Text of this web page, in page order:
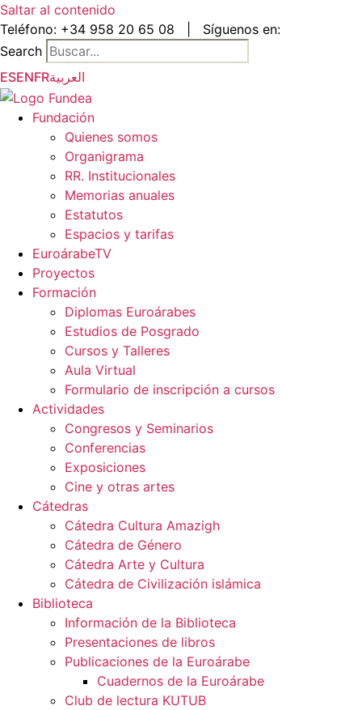
Saltar al contenido
Teléfono: +34 958 20 65 08
Síguenos en:
Search
ESENFRالعربية
Fundación
Quienes somos
Organigrama
RR. Institucionales
Memorias anuales
Estatutos
Espacios y tarifas
EuroárabeTV
Proyectos
Formación
Diplomas Euroárabes
Estudios de Posgrado
Cursos y Talleres
Aula Virtual
Formulario de inscripción a cursos
Actividades
Congresos y Seminarios
Conferencias
Exposiciones
Cine y otras artes
Cátedras
Cátedra Cultura Amazigh
Cátedra de Género
Cátedra Arte y Cultura
Cátedra de Civilización islámica
Biblioteca
Información de la Biblioteca
Presentaciones de libros
Publicaciones de la Euroárabe
Cuadernos de la Euroárabe
Club de lectura KUTUB